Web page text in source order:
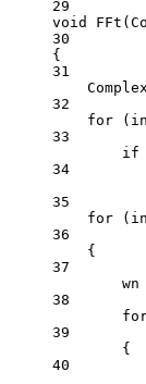
29
void
FFt (
30
{
31
32
for (
33
if
34
35
for (
36
{
37
wn
38
39
{
40